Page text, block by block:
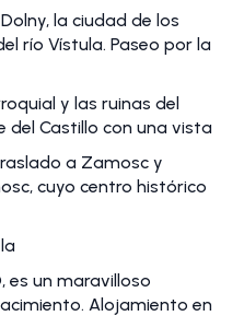
la ciudad de los
río Vístula. Paseo por la
y las ruinas del
del Castillo con una vista
a Zamosc y
cuyo centro histórico
es un maravilloso
Alojamiento en